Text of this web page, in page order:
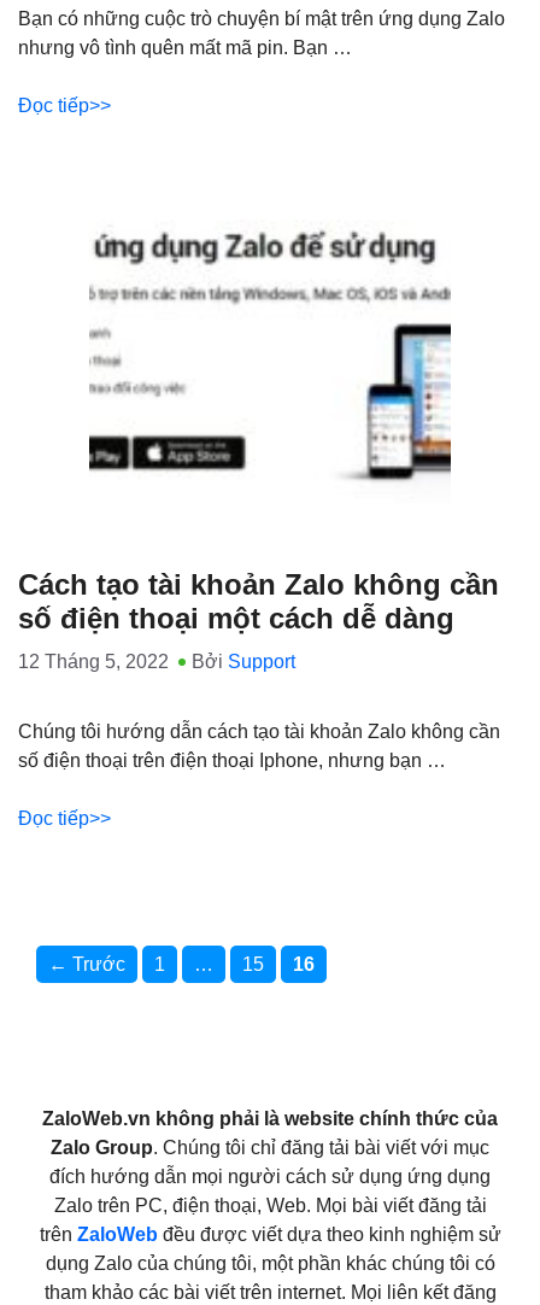
Bạn có những cuộc trò chuyện bí mật trên ứng dụng Zalo
nhưng vô tình quên mất mã pin. Bạn …
Đọc tiếp
Cách tạo tài khoản Zalo không cần
số điện thoại một cách dễ dàng
12 Tháng 5, 2022 Bởi Support
Chúng tôi hướng dẫn cách tạo tài khoản Zalo không cần
số điện thoại trên điện thoại Iphone, nhưng bạn …
Đọc tiếp
← Trước Trang
1 … Trang
15 Trang
16
ZaloWeb.vn không phải là website chính thức của
Zalo Group. Chúng tôi chỉ đăng tải bài viết với mục
đích hướng dẫn mọi người cách sử dụng ứng dụng
Zalo trên PC, điện thoại, Web. Mọi bài viết đăng tải
trên ZaloWebđều được viết dựa theo kinh nghiệm sử
dụng Zalo của chúng tôi, một phần khác chúng tôi có
tham khảo các bài viết trên internet. Mọi liên kết đăng